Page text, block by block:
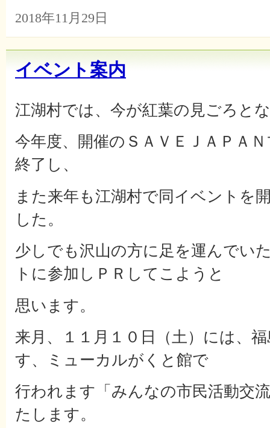
2018年11月29日
イベント案内
江湖村では、今が紅葉の見ごろと
今年度、開催のＳＡＶＥＪＡＰＡ
終了し、
また来年も江湖村で同イベントを
した。
少しでも沢山の方に足を運んでい
トに参加しＰＲしてこようと
思います。
来月、１１月１０日（土）には、
す、ミューカルがくと館で
行われます「みんなの市民活動交
たします。